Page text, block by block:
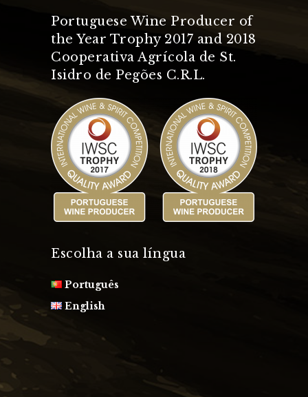
Portuguese Wine Producer of
the Year Trophy 2017 and 2018
Cooperativa Agrícola de St.
Isidro de Pegões C.R.L.
Escolha a sua língua
Português
English